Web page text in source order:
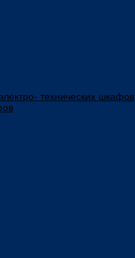
технических шкафов